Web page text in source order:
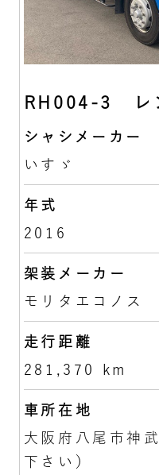
RH004-3 レ
シャシメーカー
いすゞ
年式
2016
架装メーカー
モリタエコノス
走行距離
281,370 km
車所在地
大阪府八尾市神
下さい）